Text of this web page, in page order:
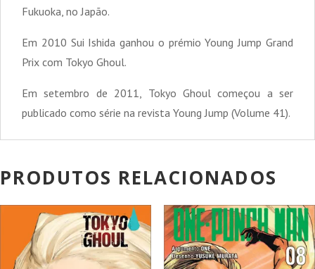
Fukuoka, no Japão.
Em 2010 Sui Ishida ganhou o prémio Young Jump Grand
Prix com Tokyo Ghoul.
Em setembro de 2011, Tokyo Ghoul começou a ser
publicado como série na revista Young Jump (Volume 41).
PRODUTOS RELACIONADOS
PROMOÇÃO! PROMOÇÃO!